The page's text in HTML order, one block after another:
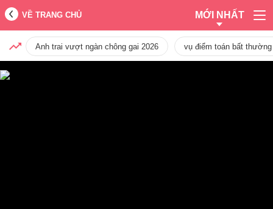
VỀ TRANG CHỦ MỚI NHẤT
Anh trai vượt ngàn chông gai 2026 vụ điểm toán bất